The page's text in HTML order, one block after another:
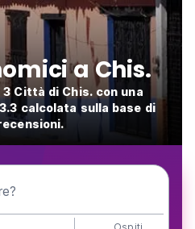
a Chis.
Città di Chis. con una
calcolata sulla base di